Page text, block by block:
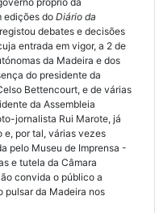
edições doDiário da
debates e decisões
entrada em vigor, a 2 de
da Madeira e dos
do presidente da
Bettencourt, e de várias
da Assembleia
jornalista Rui Marote, já
e, por tal, várias vezes
pelo Museu de Imprensa -
e tutela da Câmara
convida o público a
pulsar da Madeira nos